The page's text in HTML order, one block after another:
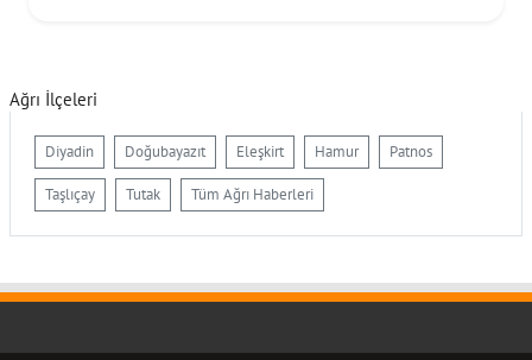
Ağrı İlçeleri
Diyadin Doğubayazıt Eleşkirt Hamur Patnos
Taşlıçay Tutak Tüm Ağrı Haberleri